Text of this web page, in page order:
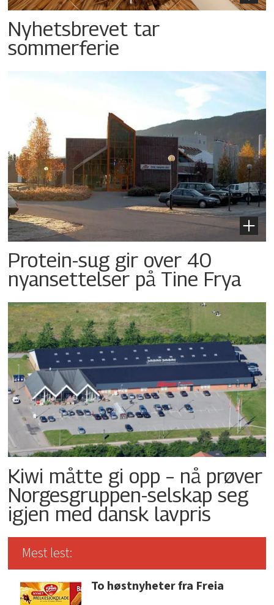
Nyhetsbrevet tar
sommerferie
Protein-sug gir over 40
nyansettelser på Tine Frya
Kiwi måtte gi opp – nå prøver
Norgesgruppen-selskap seg
igjen med dansk lavpris
Mest lest:
To høstnyheter fra Freia